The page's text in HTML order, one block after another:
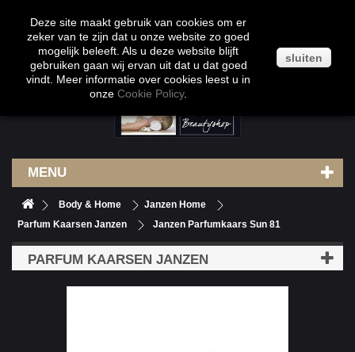
MENU
Body & Home
Janzen Home
Parfum Kaarsen Janzen
Janzen Parfumkaars Sun 81
PARFUM KAARSEN JANZEN
Deze site maakt gebruik van cookies om er
zeker van te zijn dat u onze website zo goed
mogelijk beleeft. Als u deze website blijft
gebruiken gaan wij ervan uit dat u dat goed
vindt. Meer informatie over cookies leest u in
onze Cookie Policy.
sluiten